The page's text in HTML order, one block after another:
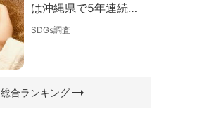
は沖縄県で5年連続！
佐賀、愛知が順位上昇
【幸福度調査2026】
SDGs調査
総合ランキングarrow_right_alt